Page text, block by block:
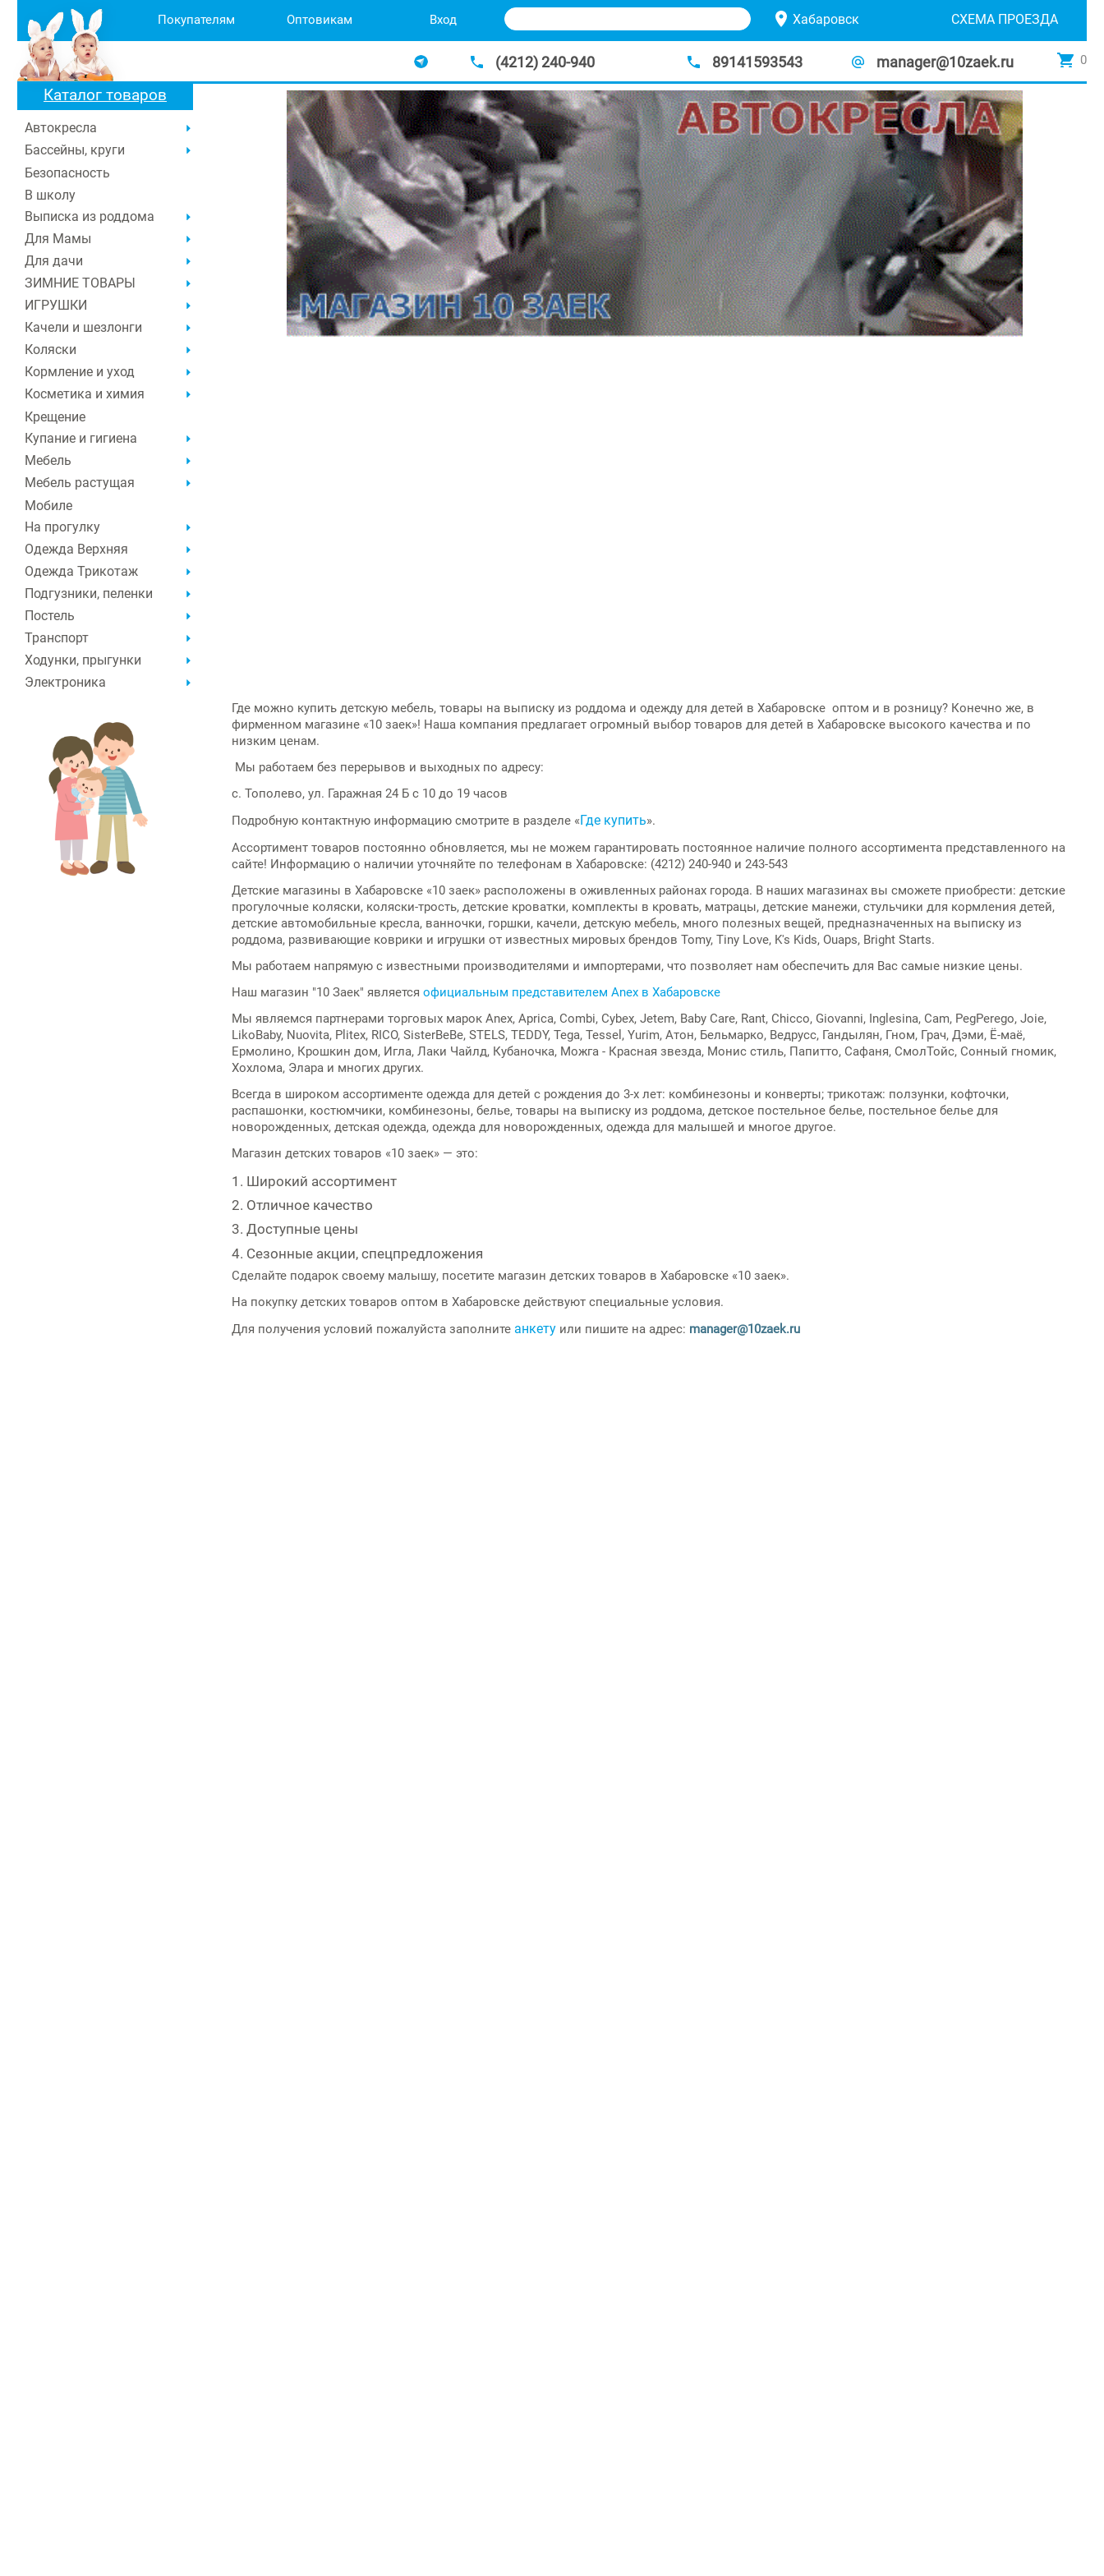
Покупателям Оптовикам Вход Хабаровск СХЕМА ПРОЕЗДА
(4212) 240-940 89141593543 manager@10zaek.ru 0
Где можно купить детскую мебель, товары на выписку из роддома и одежду для детей в Хабаровске оптом и в розницу? Конечно же, в
фирменном магазине «10 заек»! Наша компания предлагает огромный выбор товаров для детей в Хабаровске высокого качества и по
низким ценам.
Мы работаем без перерывов и выходных по адресу:
c. Тополево, ул. Гаражная 24 Б с 10 до 19 часов
Подробную контактную информацию смотрите в разделе «Где купить».
Ассортимент товаров постоянно обновляется, мы не можем гарантировать постоянное наличие полного ассортимента представленного на
сайте! Информацию о наличии уточняйте по телефонам в Хабаровске: (4212) 240-940 и 243-543
Детские магазины в Хабаровске «10 заек» расположены в оживленных районах города. В наших магазинах вы сможете приобрести: детские
прогулочные коляски, коляски-трость, детские кроватки, комплекты в кровать, матрацы, детские манежи, стульчики для кормления детей,
детские автомобильные кресла, ванночки, горшки, качели, детскую мебель, много полезных вещей, предназначенных на выписку из
роддома, развивающие коврики и игрушки от известных мировых брендов Tomy, Tiny Love, K's Kids, Ouaps, Bright Starts.
Мы работаем напрямую с известными производителями и импортерами, что позволяет нам обеспечить для Вас самые низкие цены.
Наш магазин "10 Заек" является официальным представителем Anex в Хабаровске
Мы являемся партнерами торговых марок Anex, Aprica, Combi, Cybex, Jetem, Baby Care, Rant, Chicco, Giovanni, Inglesina, Cam, PegPerego, Joie,
LikoBaby, Nuovita, Plitex, RICO, SisterBeBe, STELS, TEDDY, Tega, Tessel, Yurim, Атон, Бельмарко, Ведрусс, Гандылян, Гном, Грач, Дэми, Ё-маё,
Ермолино, Крошкин дом, Игла, Лаки Чайлд, Кубаночка, Можга - Красная звезда, Монис стиль, Папитто, Сафаня, СмолТойс, Сонный гномик,
Хохлома, Элара и многих других.
Всегда в широком ассортименте одежда для детей с рождения до 3-х лет: комбинезоны и конверты; трикотаж: ползунки, кофточки,
распашонки, костюмчики, комбинезоны, белье, товары на выписку из роддома, детское постельное белье, постельное белье для
новорожденных, детская одежда, одежда для новорожденных, одежда для малышей и многое другое.
Магазин детских товаров «10 заек» — это:
Широкий ассортимент
Отличное качество
Доступные цены
Сезонные акции, спецпредложения
Сделайте подарок своему малышу, посетите магазин детских товаров в Хабаровске «10 заек».
На покупку детских товаров оптом в Хабаровске действуют специальные условия.
Для получения условий пожалуйста заполните анкету или пишите на адрес: manager@10zaek.ru
Каталог товаров
Автокресла
Бассейны, круги
Безопасность
В школу
Выписка из роддома
Для Мамы
Для дачи
ЗИМНИЕ ТОВАРЫ
ИГРУШКИ
Качели и шезлонги
Коляски
Кормление и уход
Косметика и химия
Крещение
Купание и гигиена
Мебель
Мебель растущая
Мобиле
На прогулку
Одежда Верхняя
Одежда Трикотаж
Подгузники, пеленки
Постель
Транспорт
Ходунки, прыгунки
Электроника